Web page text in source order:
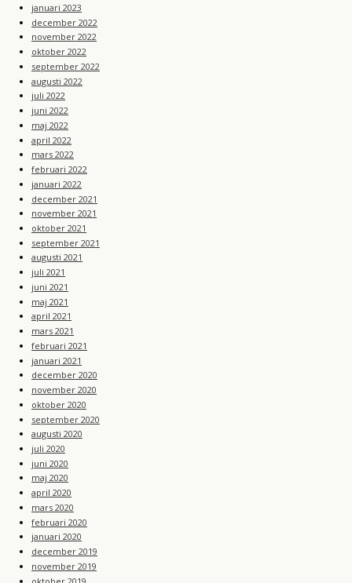
januari 2023
december 2022
november 2022
oktober 2022
september 2022
augusti 2022
juli 2022
juni 2022
maj 2022
april 2022
mars 2022
februari 2022
januari 2022
december 2021
november 2021
oktober 2021
september 2021
augusti 2021
juli 2021
juni 2021
maj 2021
april 2021
mars 2021
februari 2021
januari 2021
december 2020
november 2020
oktober 2020
september 2020
augusti 2020
juli 2020
juni 2020
maj 2020
april 2020
mars 2020
februari 2020
januari 2020
december 2019
november 2019